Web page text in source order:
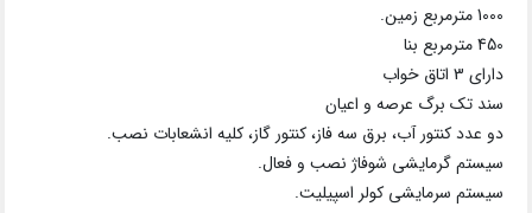
1000 مترمربع زمین.
450 مترمربع بنا
دارای 3 اتاق خواب
سند تک برگ عرصه و اعیان
دو عدد کنتور آب، برق سه فاز، کنتور گاز، کلیه انشعابات نصب.
سیستم گرمایشی شوفاژ نصب و فعال.
سیستم سرمایشی کولر اسپیلیت.